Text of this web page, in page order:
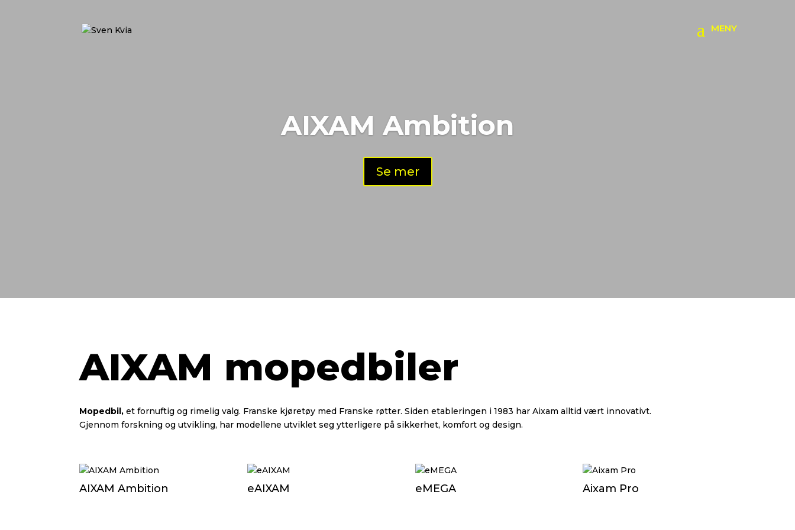
AIXAM Ambition
Se mer
AIXAM mopedbiler
Mopedbil,et fornuftig og rimelig valg. Franske kjøretøy med Franske røtter.Siden etableringen i 1983 har Aixam alltid vært innovativt.
Gjennom forskning og utvikling, har modellene utviklet seg ytterligere på sikkerhet, komfort og design.
AIXAM Ambition eAIXAM eMEGA Aixam Pro